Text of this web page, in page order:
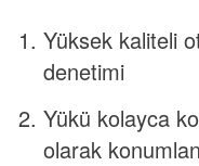
Yüksek kaliteli
denetimi
Yükü kolayca
olarak